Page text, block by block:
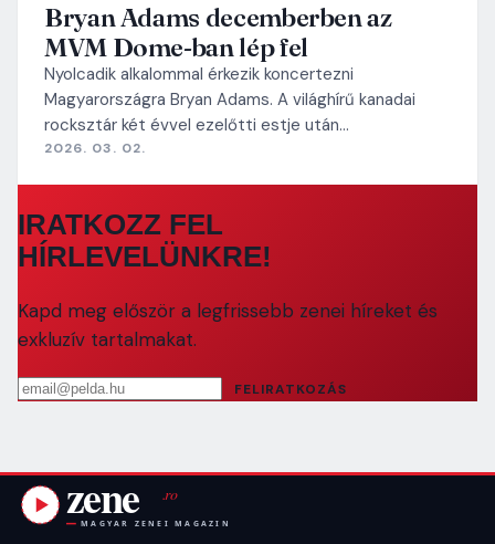
Bryan Adams decemberben az
MVM Dome-ban lép fel
Nyolcadik alkalommal érkezik koncertezni
Magyarországra Bryan Adams. A világhírű kanadai
rocksztár két évvel ezelőtti estje után…
2026. 03. 02.
IRATKOZZ FEL
HÍRLEVELÜNKRE!
Kapd meg először a legfrissebb zenei híreket és
exkluzív tartalmakat.
Email cím
FELIRATKOZÁS